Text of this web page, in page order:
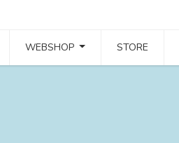
WEBSHOP STORE